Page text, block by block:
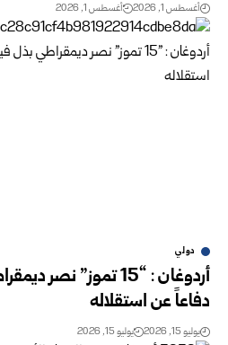
أغسطس 1, 2026 أغسطس 1, 2026
دولي
أردوغان : “15 تموز”
دفاعاً عن ‏استقلاله
يوليو 15, 2026 يوليو 15, 2026